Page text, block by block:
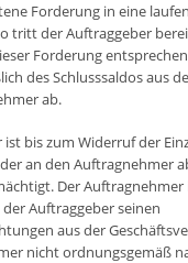
Forderung in eine
tritt der Auftraggeber
Forderung
des Schlusssaldos aus
ab.
ist bis zum Widerruf der
an den Auftragnehmer
Der
Auftraggeber seinen
aus der
nicht ordnungsgemäß